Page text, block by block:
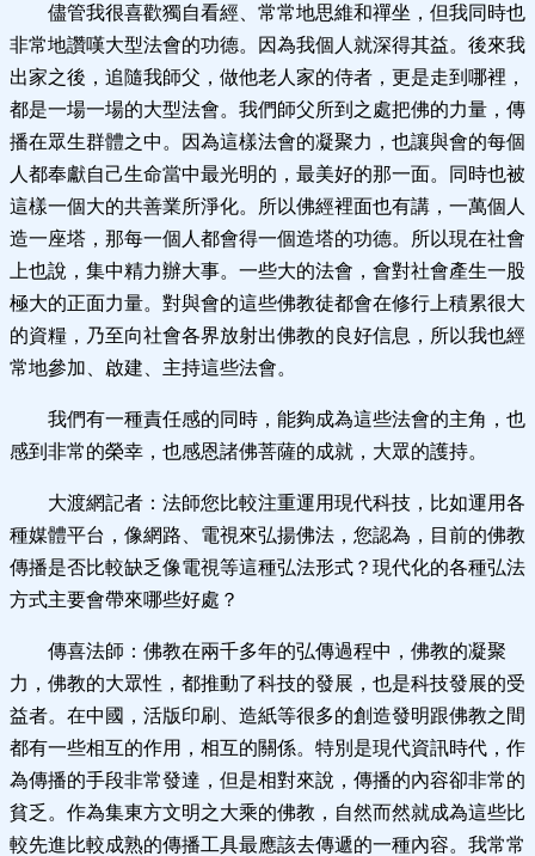
儘管我很喜歡獨自看經、常常地思維和禪坐，但我同時也
非常地讚嘆大型法會的功德。因為我個人就深得其益。後來我
出家之後，追隨我師父，做他老人家的侍者，更是走到哪裡，
都是一場一場的大型法會。我們師父所到之處把佛的力量，傳
播在眾生群體之中。因為這樣法會的凝聚力，也讓與會的每個
人都奉獻自己生命當中最光明的，最美好的那一面。同時也被
這樣一個大的共善業所淨化。所以佛經裡面也有講，一萬個人
造一座塔，那每一個人都會得一個造塔的功德。所以現在社會
上也說，集中精力辦大事。一些大的法會，會對社會產生一股
極大的正面力量。對與會的這些佛教徒都會在修行上積累很大
的資糧，乃至向社會各界放射出佛教的良好信息，所以我也經
常地參加、啟建、主持這些法會。
我們有一種責任感的同時，能夠成為這些法會的主角，也
感到非常的榮幸，也感恩諸佛菩薩的成就，大眾的護持。
大渡網記者：法師您比較注重運用現代科技，比如運用各
種媒體平台，像網路、電視來弘揚佛法，您認為，目前的佛教
傳播是否比較缺乏像電視等這種弘法形式？現代化的各種弘法
方式主要會帶來哪些好處？
傳喜法師：佛教在兩千多年的弘傳過程中，佛教的凝聚
力，佛教的大眾性，都推動了科技的發展，也是科技發展的受
益者。在中國，活版印刷、造紙等很多的創造發明跟佛教之間
都有一些相互的作用，相互的關係。特別是現代資訊時代，作
為傳播的手段非常發達，但是相對來說，傳播的內容卻非常的
貧乏。作為集東方文明之大乘的佛教，自然而然就成為這些比
較先進比較成熟的傳播工具最應該去傳遞的一種內容。我常常